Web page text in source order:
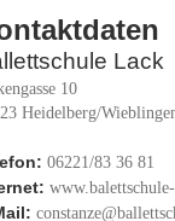
Lack
10
Heidelberg/
06221/83 36 81